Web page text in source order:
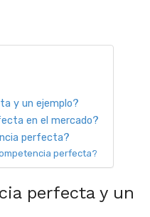
y un ejemplo?
en el mercado?
perfecta?
perfecta?
perfecta y un